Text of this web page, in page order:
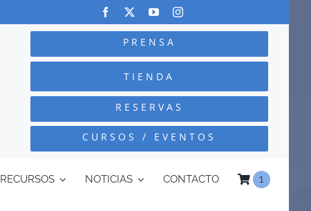
PRENSA
TIENDA
RESERVAS
CURSOS / EVENTOS
RECURSOS NOTICIAS CONTACTO 1